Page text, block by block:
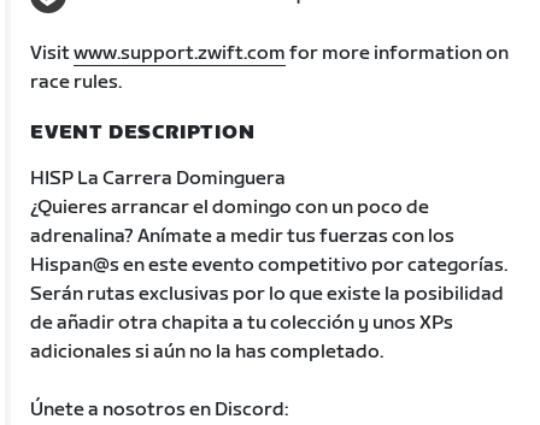
Visitwww.support.zwift.com for more information on
race rules.
EVENT DESCRIPTION
HISP La Carrera Dominguera
¿Quieres arrancar el domingo con un poco de
adrenalina? Anímate a medir tus fuerzas con los
Hispan@s en este evento competitivo por categorías.
Serán rutas exclusivas por lo que existe la posibilidad
de añadir otra chapita a tu colección y unos XPs
adicionales si aún no la has completado.
Únete a nosotros en Discord: